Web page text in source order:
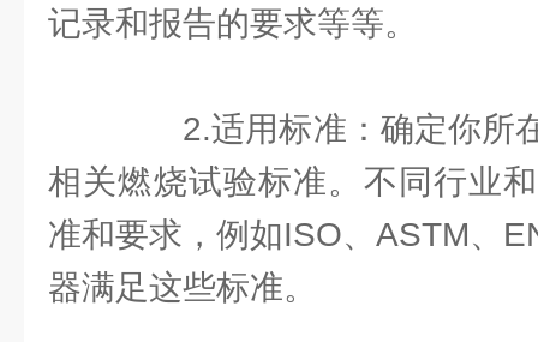
记录和报告的要求等等。
2.适用标准：确定你所
相关燃烧试验标准。不同行业
准和要求，例如ISO、ASTM、
器满足这些标准。